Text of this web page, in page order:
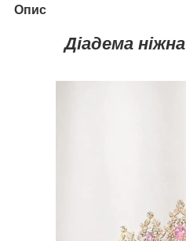
Опис
Діадема ніжна